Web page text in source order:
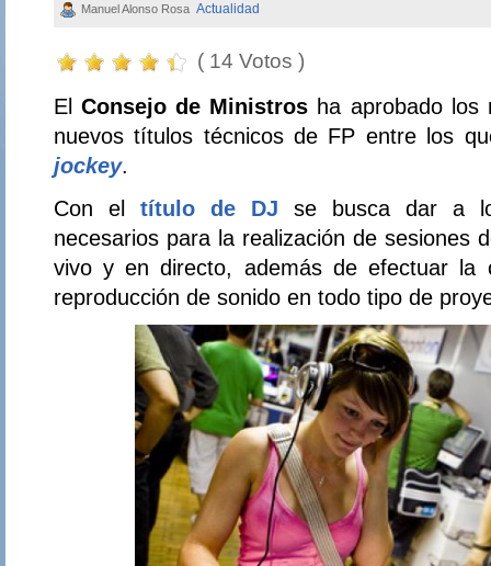
Manuel Alonso Rosa Actualidad
( 14 Votos )
El Consejo de Ministros ha aprobado los
nuevos títulos técnicos de FP entre los
jockey.
Con el título de DJ
se busca dar a
necesarios para la realización de sesiones
vivo y en directo, además de efectuar la
reproducción de sonido en todo tipo de